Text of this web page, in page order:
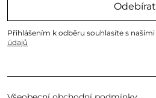
Odebírat
Přihlášením k odběru souhlasíte s našimi
údajů